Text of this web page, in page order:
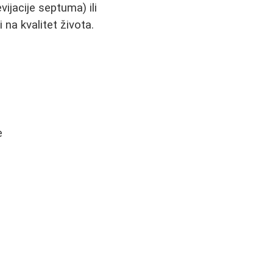
septuma) ili
na kvalitet života.